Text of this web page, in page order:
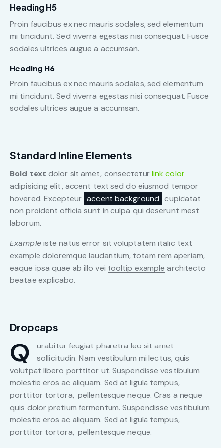
Heading H5
Proin faucibus ex nec mauris sodales, sed elementum
mi tincidunt. Sed viverra egestas nisi consequat. Fusce
sodales ultrices augue a accumsan.
Heading H6
Proin faucibus ex nec mauris sodales, sed elementum
mi tincidunt. Sed viverra egestas nisi consequat. Fusce
sodales ultrices augue a accumsan.
Standard Inline Elements
Bold text dolor sit amet, consecteturlink color
adipisicing elit, accent text sed do eiusmod tempor
hovered. Excepteur accent background cupidatat
non proident officia sunt in culpa qui deserunt mest
laborum.
Exampleiste natus error sit voluptatem italic text
example doloremque laudantium, totam rem aperiam,
eaque ipsa quae ab illo vei tooltip example architecto
beatae explicabo.
Dropcaps
Q
urabitur feugiat pharetra leo sit amet
sollicitudin. Nam vestibulum mi lectus, quis
volutpat libero porttitor ut. Suspendisse vestibulum
molestie eros ac aliquam. Sed at ligula tempus,
porttitor tortora, pellentesque neque. Cras a neque
quis dolor pretium fermentum. Suspendisse vestibulum
molestie eros ac aliquam. Sed at ligula tempus,
porttitor tortora, pellentesque neque.